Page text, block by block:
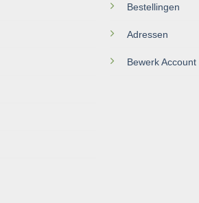
Bestellingen
Adressen
Bewerk Account